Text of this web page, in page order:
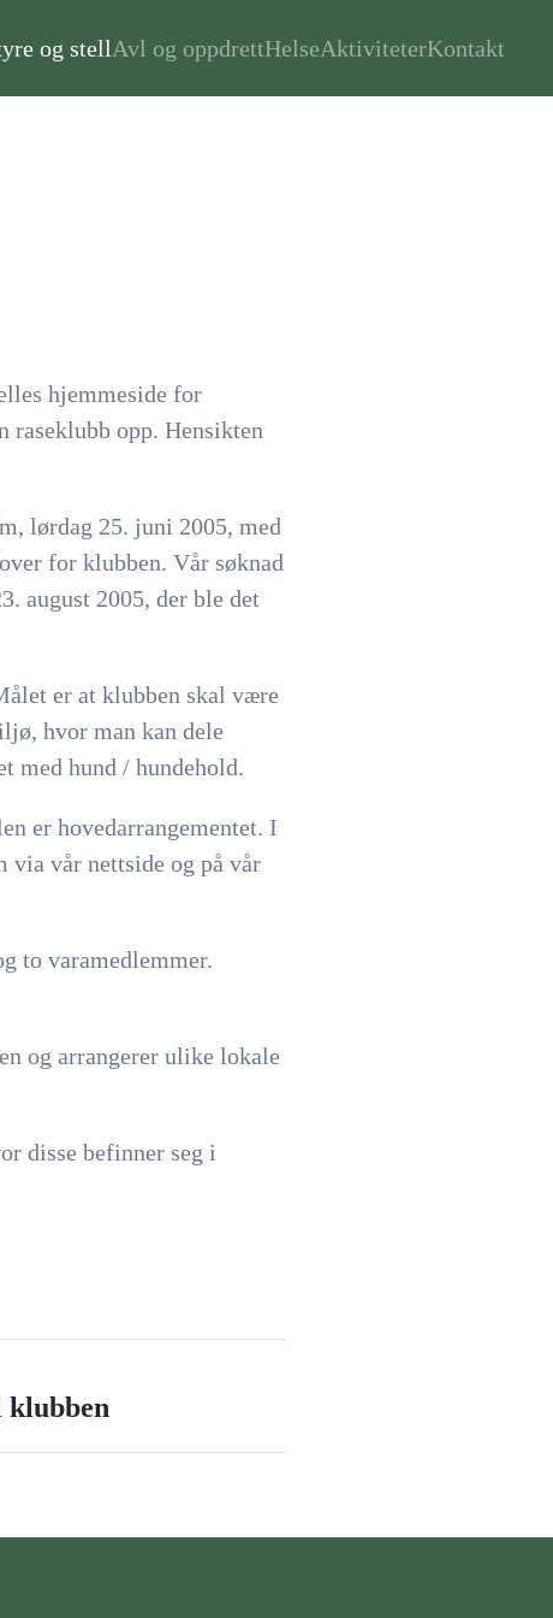
og stellAvl og oppdrettHelseAktiviteterKontakt
hjemmeside for
raseklubb opp. Hensikten
lørdag 25. juni 2005, med
for klubben. Vår søknad
august 2005, der ble det
er at klubben skal være
hvor man kan dele
med hund / hundehold.
er hovedarrangementet. I
vår nettside og på vår
to varamedlemmer.
og arrangerer ulike lokale
disse befinner seg i
klubben